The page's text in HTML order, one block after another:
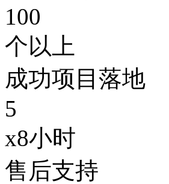
100
个以上
成功项目落地
5
x8小时
售后支持